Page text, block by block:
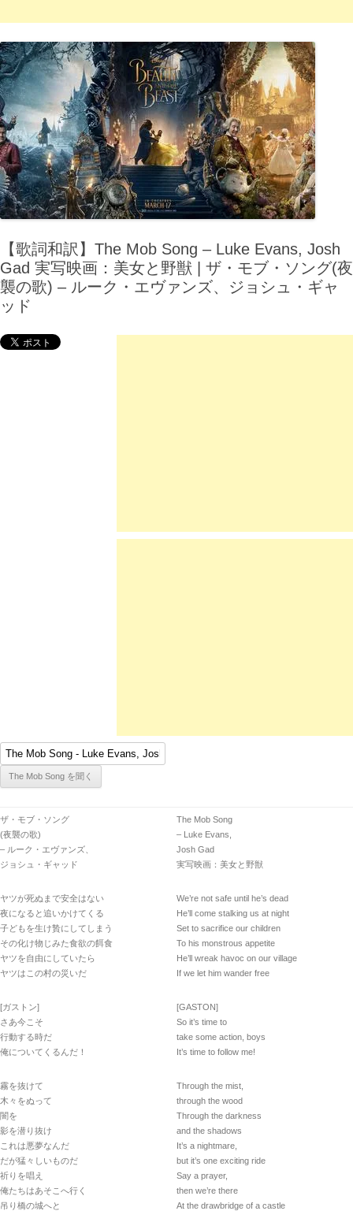
【歌詞和訳】The Mob Song – Luke Evans, Josh
Gad 実写映画：美女と野獣 | ザ・モブ・ソング(夜
襲の歌) – ルーク・エヴァンズ、ジョシュ・ギャ
ッド
ザ・モブ・ソング
(夜襲の歌)
– ルーク・エヴァンズ、
ジョシュ・ギャッド
ヤツが死ぬまで安全はない
夜になると追いかけてくる
子どもを生け贄にしてしまう
その化け物じみた食欲の餌食
ヤツを自由にしていたら
ヤツはこの村の災いだ
[ガストン]
さあ今こそ
行動する時だ
俺についてくるんだ！
霧を抜けて
木々をぬって
闇を
影を潜り抜け
これは悪夢なんだ
だが猛々しいものだ
祈りを唱え
俺たちはあそこへ行く
吊り橋の城へと
The Mob Song
– Luke Evans,
Josh Gad
実写映画：美女と野獣
We’re not safe until he’s dead
He’ll come stalking us at night
Set to sacrifice our children
To his monstrous appetite
He’ll wreak havoc on our village
If we let him wander free
[GASTON]
So it’s time to
take some action, boys
It’s time to follow me!
Through the mist,
through the wood
Through the darkness
and the shadows
It’s a nightmare,
but it’s one exciting ride
Say a prayer,
then we’re there
At the drawbridge of a castle